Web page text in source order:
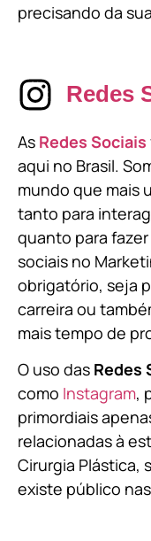
precisando da
Redes
As Redes Sociais
aqui no Brasil.
mundo que mais
tanto para
quanto para
sociais no
obrigatório, seja
carreira ou
mais tempo de
O uso das Redes
como Instagram,
primordiais
relacionadas à
Cirurgia Plástica, s
existe público